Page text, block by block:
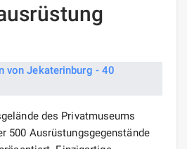
des Privatmuseums
500 Ausrüstungsgegenstände